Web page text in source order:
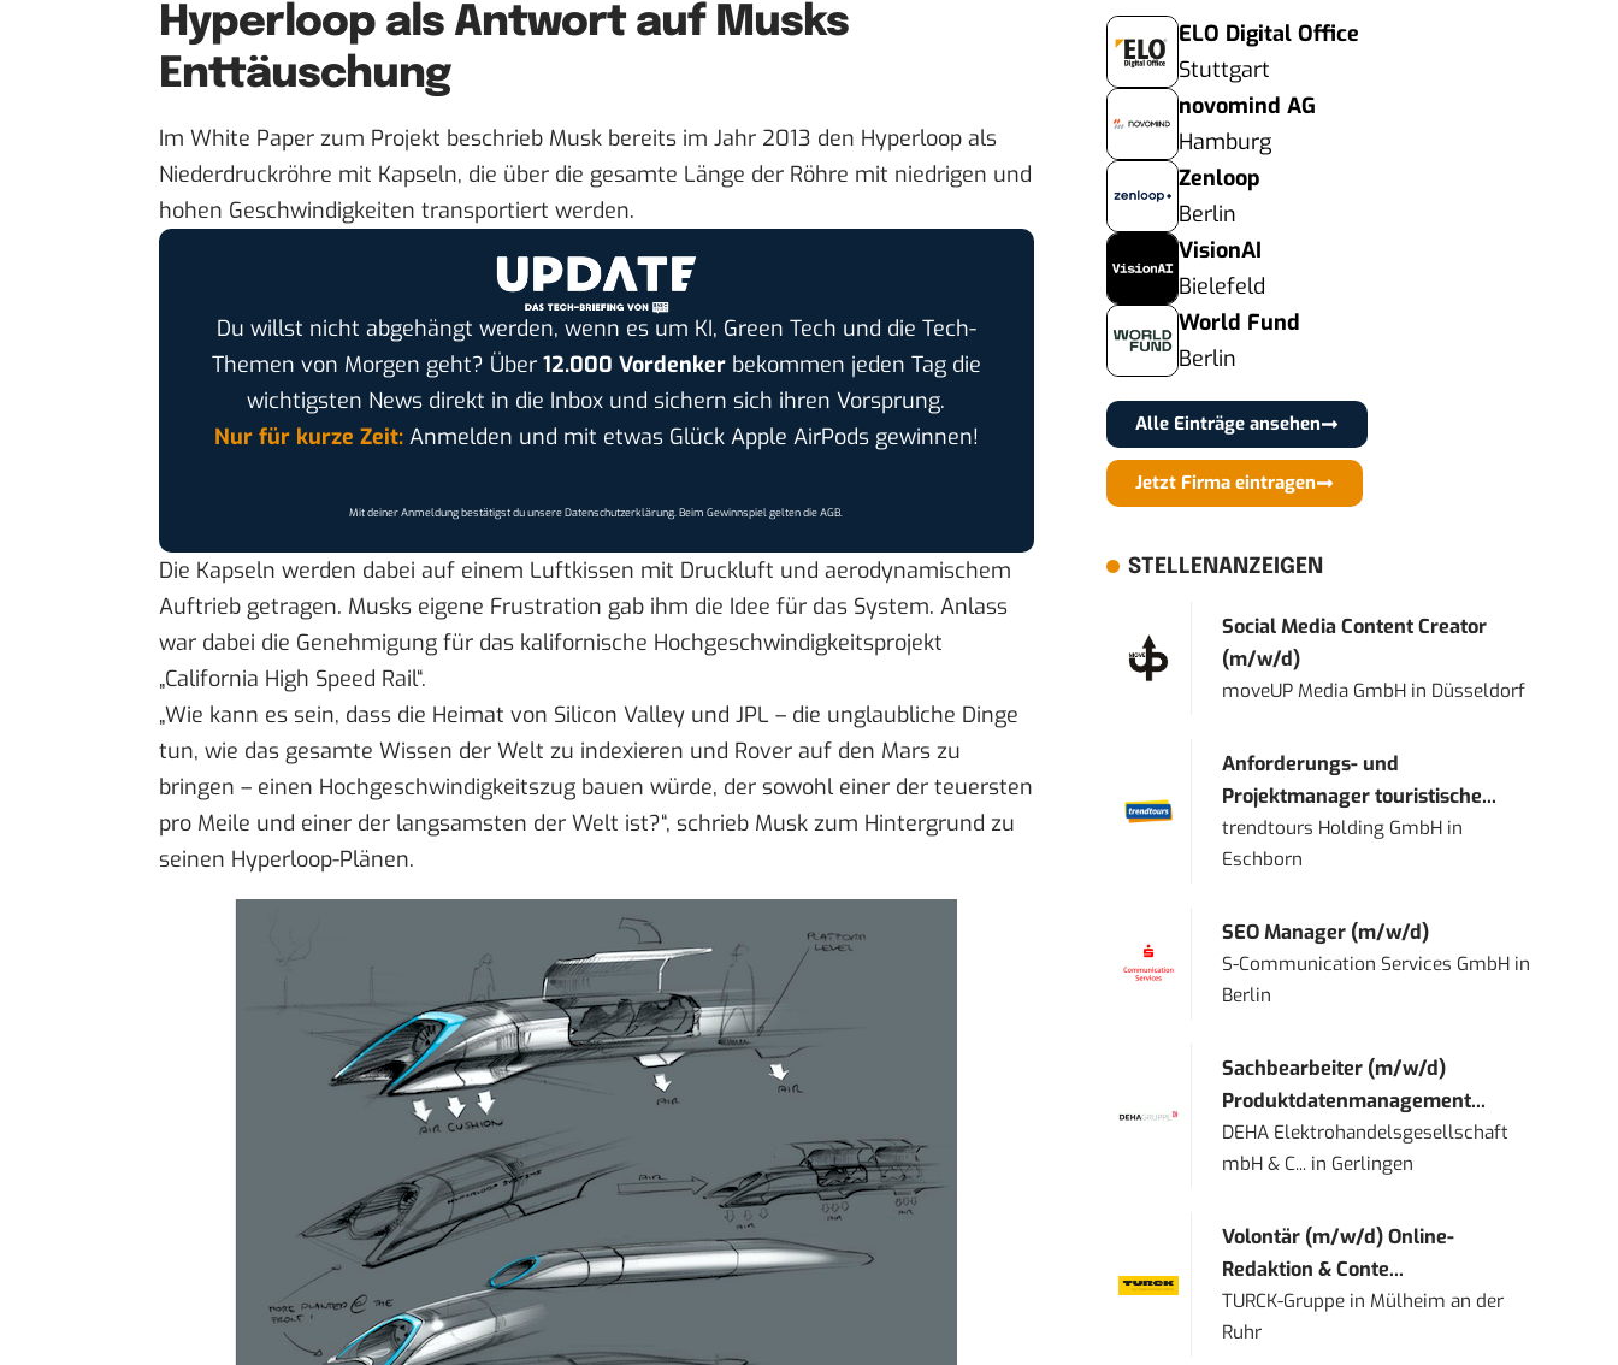
Hyperloop als Antwort auf Musks
Enttäuschung
Im White Paper zum Projekt beschrieb Musk bereits im Jahr 2013 den Hyperloop als
Niederdruckröhre mit Kapseln, die über die gesamte Länge der Röhre mit niedrigen und
hohen Geschwindigkeiten transportiert werden.
Du willst nicht abgehängt werden, wenn es um KI, Green Tech und die Tech-
Themen von Morgen geht? Über 12.000 Vordenkerbekommen jeden Tag die
wichtigsten News direkt in die Inbox und sichern sich ihren Vorsprung.
Nur für kurze Zeit:Anmelden und mit etwas Glück Apple AirPods gewinnen!
Mit deiner Anmeldung bestätigst du unsereDatenschutzerklärung. Beim Gewinnspiel gelten dieAGB.
Die Kapseln werden dabei auf einem Luftkissen mit Druckluft und aerodynamischem
Auftrieb getragen. Musks eigene Frustration gab ihm die Idee für das System. Anlass
war dabei die Genehmigung für das kalifornische Hochgeschwindigkeitsprojekt
„California High Speed Rail“.
„Wie kann es sein, dass die Heimat von Silicon Valley und JPL – die unglaubliche Dinge
tun, wie das gesamte Wissen der Welt zu indexieren und Rover auf den Mars zu
bringen – einen Hochgeschwindigkeitszug bauen würde, der sowohl einer der teuersten
pro Meile und einer der langsamsten der Welt ist?“, schrieb Musk zum Hintergrund zu
seinen Hyperloop-Plänen.
ELO Digital Office
Stuttgart
novomind AG
Hamburg
Zenloop
Berlin
VisionAI
Bielefeld
World Fund
Berlin
Alle Einträge ansehen
Jetzt Firma eintragen
STELLENANZEIGEN
Social Media Content Creator
(m/w/d)
moveUP Media GmbH in Düsseldorf
Anforderungs- und
Projektmanager touristische...
trendtours Holding GmbH in
Eschborn
SEO Manager (m/w/d)
S-Communication Services GmbH in
Berlin
Sachbearbeiter (m/w/d)
Produktdatenmanagement...
DEHA Elektrohandelsgesellschaft
mbH & C... in Gerlingen
Volontär (m/w/d) Online-
Redaktion & Conte...
TURCK-Gruppe in Mülheim an der
Ruhr